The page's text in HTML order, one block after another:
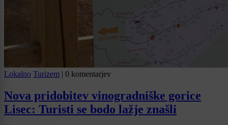
Lokalno Turizem | 0 komentarjev
Nova pridobitev vinogradniške gorice
Lisec: Turisti se bodo lažje znašli